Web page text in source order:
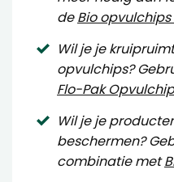
deBio
Wil je je
opvulchips?
Flo-Pak
Wil je je
beschermen?
combinatie met